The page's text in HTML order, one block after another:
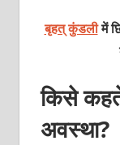
बृहत् कुंडलीमें
किसे
अवस्था?